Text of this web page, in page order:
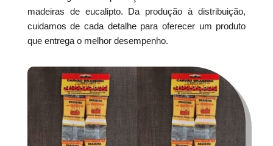
madeiras de eucalipto. Da produção à distribuição,
cuidamos de cada detalhe para oferecer um produto
que entrega o melhor desempenho.